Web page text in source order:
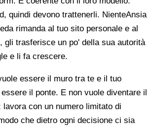
quindi devono trattenerli. NienteAnsia
rimanda al tuo sito personale e al
gli trasferisce un po' della sua autorità
e li fa crescere.
essere il muro tra te e il tuo
il ponte. E non vuole diventare il
lavora con un numero limitato di
che dietro ogni decisione ci sia